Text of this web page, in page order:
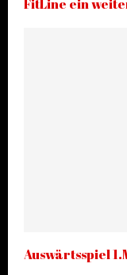
FitLine ein
Auswärtsspiel